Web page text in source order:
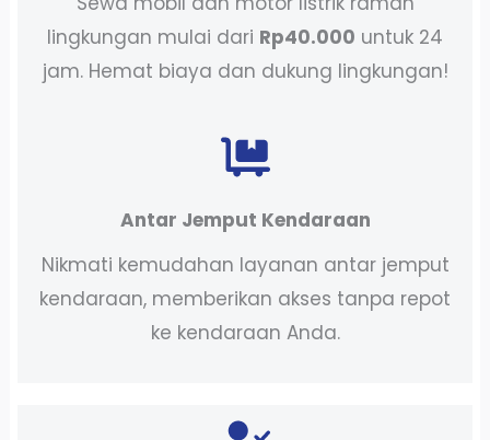
lingkungan mulai dari Rp40.000 untuk 24
jam. Hemat biaya dan dukung lingkungan!
Antar Jemput Kendaraan
Nikmati kemudahan layanan antar jemput
kendaraan, memberikan akses tanpa repot
ke kendaraan Anda.